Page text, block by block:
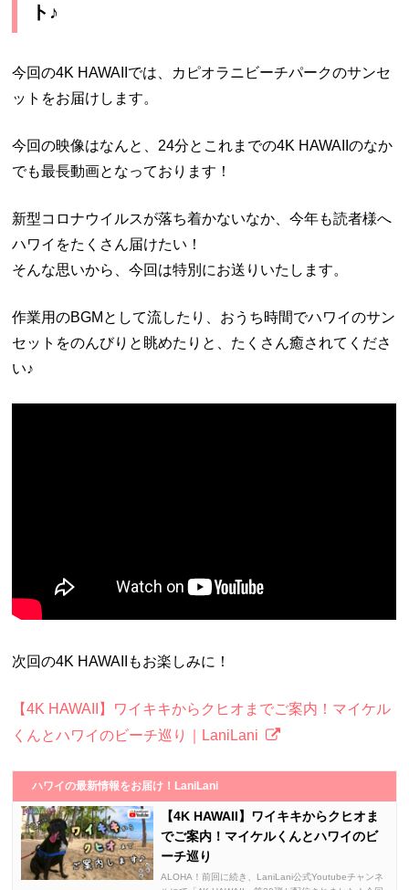
ト♪
今回の4K HAWAIIでは、カピオラニビーチパークのサンセ
ットをお届けします。
今回の映像はなんと、24分とこれまでの4K HAWAIIのなか
でも最長動画となっております！
新型コロナウイルスが落ち着かないなか、今年も読者様へ
ハワイをたくさん届けたい！
そんな思いから、今回は特別にお送りいたします。
作業用のBGMとして流したり、おうち時間でハワイのサン
セットをのんびりと眺めたりと、たくさん癒されてくださ
い♪
次回の4K HAWAIIもお楽しみに！
【4K HAWAII】ワイキキからクヒオまでご案内！マイケル
くんとハワイのビーチ巡り｜LaniLani
ハワイの最新情報をお届け！LaniLani
【4K HAWAII】ワイキキからクヒオま
でご案内！マイケルくんとハワイのビ
ーチ巡り
ALOHA！前回に続き、LaniLani公式Youtubeチャンネ